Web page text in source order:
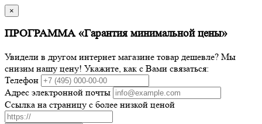
×
ПРОГРАММА «Гарантия минимальной цены»
Увидели в другом интернет магазине товар дешевле? Мы
снизим нашу цену! Укажите, как с Вами связаться:
Телефон
Адрес электронной почты
Ссылка на страницу с более низкой ценой